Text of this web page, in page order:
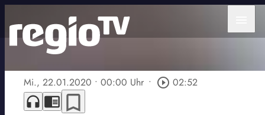
Mi., 22.01.2020 • 00:00 Uhr • play_circle_outline 02:52
headphones chrome_reader_mode bookmark_border